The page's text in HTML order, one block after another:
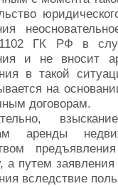
ГК РФ в
и не вносит
в такой
на
договорам.
аренды
а путем
вследствие